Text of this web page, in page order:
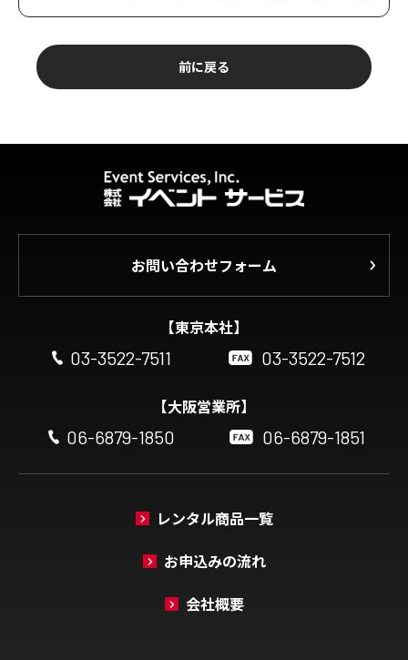
前に戻る
お問い合わせフォーム
【東京本社】
03-3522-7511
03-3522-7512
【大阪営業所】
06-6879-1850
06-6879-1851
レンタル商品一覧
お申込みの流れ
会社概要